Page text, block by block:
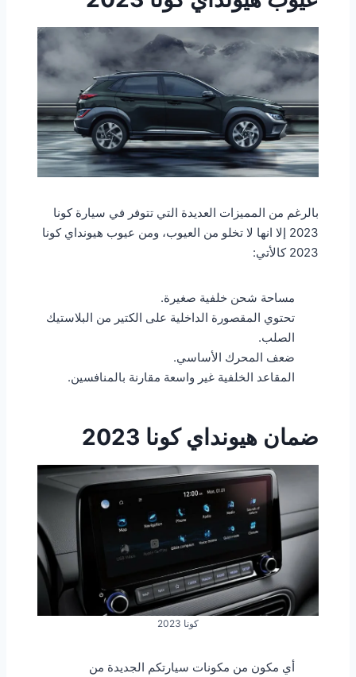
بالرغم من المميزات العديدة التي تتوفر في سيارة كونا
2023 إلا انها لا تخلو من العيوب، ومن عيوب هيونداي كونا
2023 كالأتي:
مساحة شحن خلفية صغيرة.
تحتوي المقصورة الداخلية على الكتير من البلاستيك
الصلب.
ضعف المحرك الأساسي.
المقاعد الخلفية غير واسعة مقارنة بالمنافسين.
ضمان هيونداي كونا 2023
كونا 2023
أي مكون من مكونات سيارتكم الجديدة من